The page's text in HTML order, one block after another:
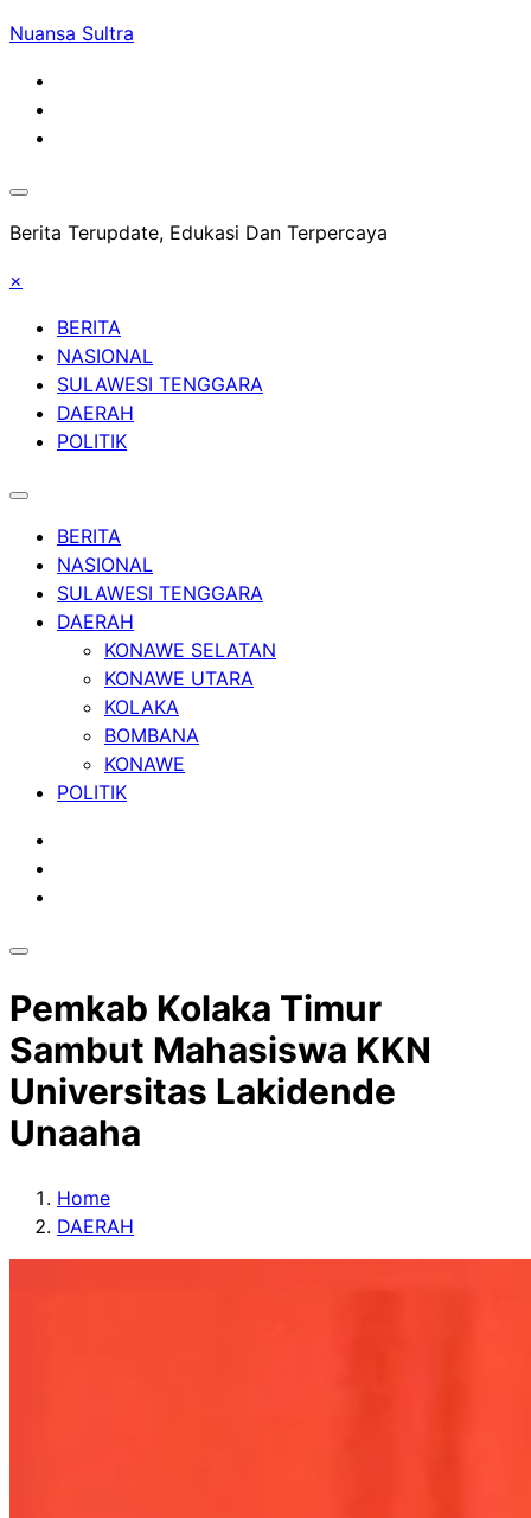
Skip
content
Nuansa Sultra
Berita Terupdate, Edukasi Dan Terpercaya
×
BERITA
NASIONAL
SULAWESI TENGGARA
DAERAH
POLITIK
BERITA
NASIONAL
SULAWESI TENGGARA
DAERAH
KONAWE SELATAN
KONAWE UTARA
KOLAKA
BOMBANA
KONAWE
POLITIK
Pemkab Kolaka Timur
Sambut Mahasiswa KKN
Universitas Lakidende
Unaaha
Home
DAERAH